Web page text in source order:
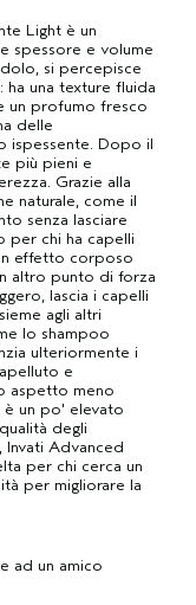
Light è un
spessore e volume
si percepisce
una texture fluida
un profumo fresco
delle
ispessente. Dopo il
più pieni e
Grazie alla
naturale, come il
senza lasciare
per chi ha capelli
effetto corposo
altro punto di forza
lascia i capelli
agli altri
lo shampoo
ulteriormente i
e
aspetto meno
un po' elevato
degli
Invati Advanced
per chi cerca un
per migliorare la
ad un amico